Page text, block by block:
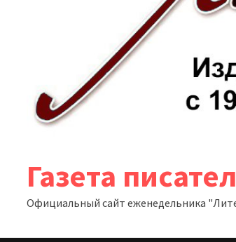
Газета
Официальный сайт еженедельника